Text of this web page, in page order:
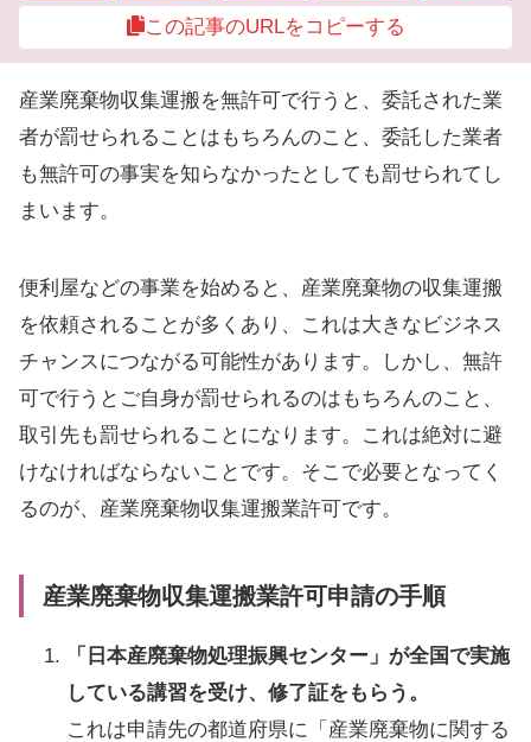
この記事のURLをコピーする
産業廃棄物収集運搬を無許可で行うと、委託された業
者が罰せられることはもちろんのこと、委託した業者
も無許可の事実を知らなかったとしても罰せられてし
まいます。
便利屋などの事業を始めると、産業廃棄物の収集運搬
を依頼されることが多くあり、これは大きなビジネス
チャンスにつながる可能性があります。しかし、無許
可で行うとご自身が罰せられるのはもちろんのこと、
取引先も罰せられることになります。これは絶対に避
けなければならないことです。そこで必要となってく
るのが、産業廃棄物収集運搬業許可です。
産業廃棄物収集運搬業許可申請の手順
「日本産廃棄物処理振興センター」が全国で実施
している講習を受け、修了証をもらう。
これは申請先の都道府県に「産業廃棄物に関する